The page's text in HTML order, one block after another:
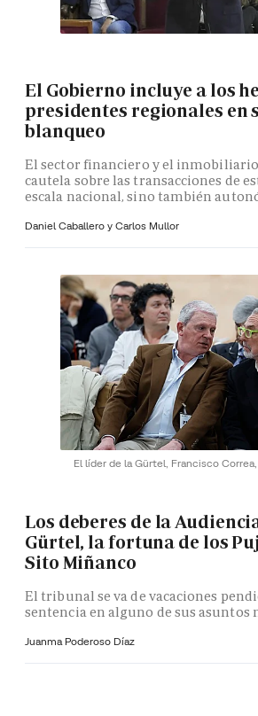
El Gobierno incluye a los
presidentes regionales en
blanqueo
El sector financiero y el
cautela sobre las transacciones de
escala nacional, sino también
Daniel Caballero y Carlos Mullor
El líder de la Gürtel, Francisco
Los deberes de la
Gürtel, la fortuna de los
Sito Miñanco
El tribunal se va de vacaciones
sentencia en alguno de sus asuntos
Juanma Poderoso Díaz